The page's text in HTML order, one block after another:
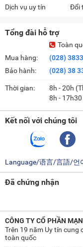
Dịch vụ uy tín Đổi
Tổng đài hỗ trợ
Mua hàng:
Bảo hành:
Toàn
(028)
(028) 38
Thời gian:
8h - 20h
8h -
Kết nối với chúng tôi
Language/语言/言語/언
Đã chứng nhận
CÔNG TY CỔ PHẦN
Trên 19 năm Uy tín cung
toàn quốc